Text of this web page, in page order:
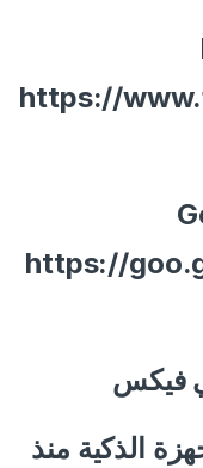
https://
https://
فيكس
الذكية منذ